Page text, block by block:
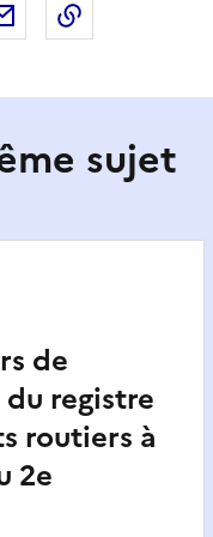
sur LinkedIn
Partager par email
Copier le
sujet
de
registre
routiers à
2e